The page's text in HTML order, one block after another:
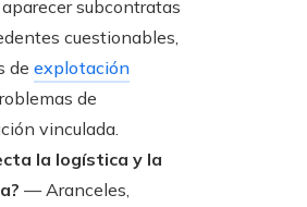
subcontratas
cuestionables,
de explotación
de
vinculada.
la logística y la
— Aranceles,